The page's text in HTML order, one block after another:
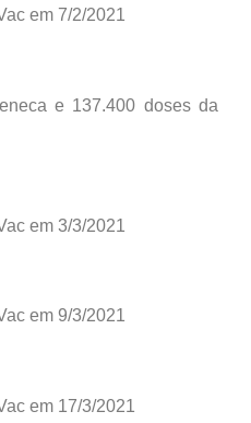
em 7/2/2021
e 137.400 doses da
em 3/3/2021
em 9/3/2021
em 17/3/2021